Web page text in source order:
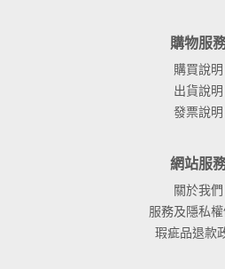
購物服
購買說明
出貨說明
發票說明
網站服
關於我們
服務及隱私
瑕疵品退款